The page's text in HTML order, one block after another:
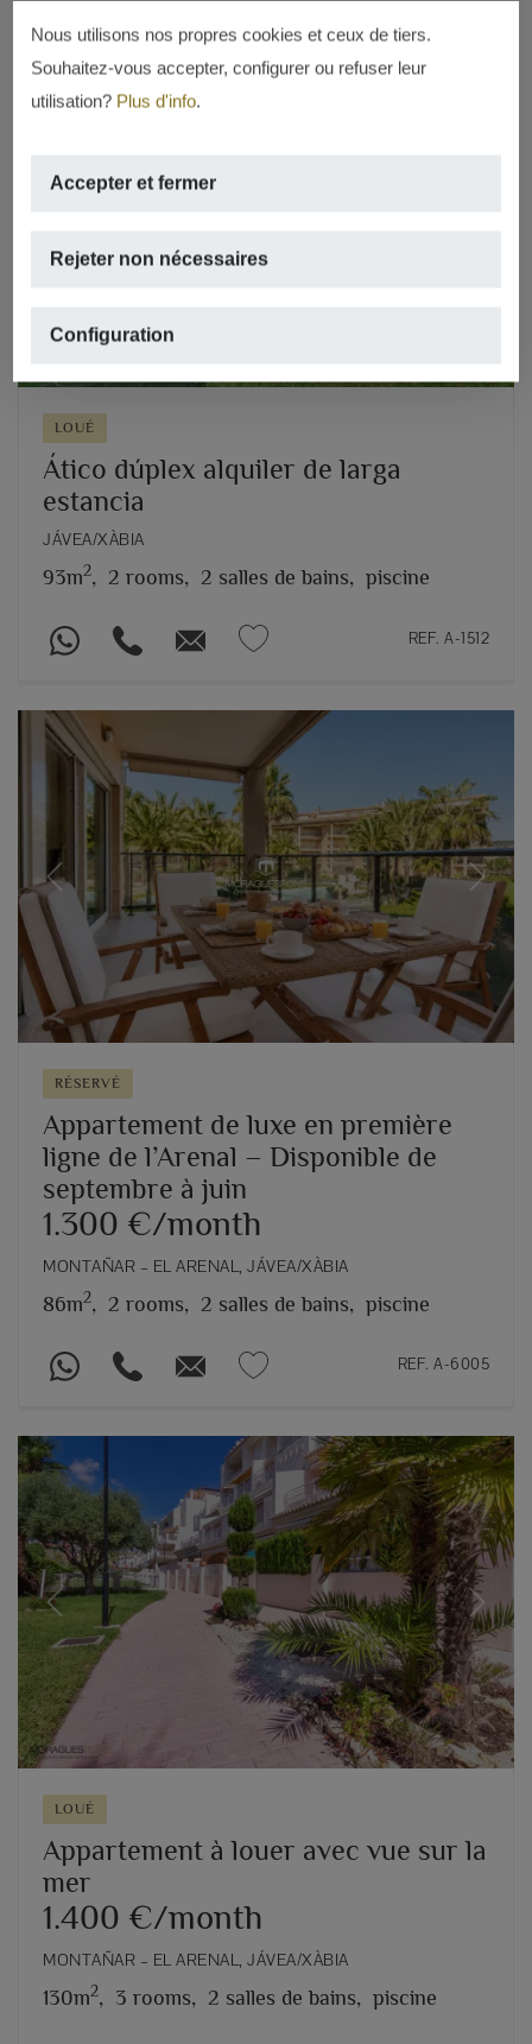
Nous utilisons nos propres cookies et ceux de tiers.
Souhaitez-vous accepter, configurer ou refuser leur
utilisation? Plus d'info.
Accepter et fermer
Rejeter non nécessaires
Configuration
LOUÉ
Ático dúplex alquiler de larga
estancia
JÁVEA/XÀBIA
93m2, 2 rooms, 2 salles de bains, piscine
REF. A-1512
Previous Next
RÉSERVÉ
Appartement de luxe en première
ligne de l’Arenal – Disponible de
septembre à juin
1.300 €/month
MONTAÑAR – EL ARENAL, JÁVEA/XÀBIA
86m2, 2 rooms, 2 salles de bains, piscine
REF. A-6005
Previous Next
LOUÉ
Appartement à louer avec vue sur la
mer
1.400 €/month
MONTAÑAR – EL ARENAL, JÁVEA/XÀBIA
130m2, 3 rooms, 2 salles de bains, piscine